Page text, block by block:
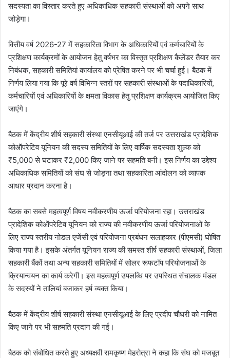
सदस्यता का विस्तार करते हुए अधिकाधिक सहकारी संस्थाओं को अपने साथ
जोड़ेगा।
वित्तीय वर्ष 2026-27 में सहकारिता विभाग के अधिकारियों एवं कर्मचारियों के
प्रशिक्षण कार्यक्रमों के आयोजन हेतु वर्षभर का विस्तृत प्रशिक्षण कैलेंडर तैयार कर
निबंधक, सहकारी समितियां कार्यालय को प्रेषित करने पर भी चर्चा हुई। बैठक में
निर्णय लिया गया कि पूरे वर्ष विभिन्न स्तरों पर सहकारी संस्थाओं के पदाधिकारियों,
कर्मचारियों एवं अधिकारियों के क्षमता विकास हेतु प्रशिक्षण कार्यक्रम आयोजित किए
जाएंगे।
बैठक में केंद्रीय शीर्ष सहकारी संस्था एनसीयूआई की तर्ज पर उत्तराखंड प्रादेशिक
कोऑपरेटिव यूनियन की सदस्य समितियों के लिए वार्षिक सदस्यता शुल्क को
₹5,000 से घटाकर ₹2,000 किए जाने पर सहमति बनी। इस निर्णय का उद्देश्य
अधिकाधिक समितियों को संघ से जोड़ना तथा सहकारिता आंदोलन को व्यापक
आधार प्रदान करना है।
बैठक का सबसे महत्वपूर्ण विषय नवीकरणीय ऊर्जा परियोजना रहा। उत्तराखंड
प्रादेशिक कोऑपरेटिव यूनियन को राज्य की नवीकरणीय ऊर्जा परियोजनाओं के
लिए राज्य स्तरीय नोडल एजेंसी एवं परियोजना प्रबंधन सलाहकार (पीएमसी) घोषित
किया गया है। इसके अंतर्गत यूनियन राज्य की समस्त शीर्ष सहकारी संस्थाओं, जिला
सहकारी बैंकों तथा अन्य सहकारी समितियों में सोलर रूफटॉप परियोजनाओं के
क्रियान्वयन का कार्य करेगी। इस महत्वपूर्ण उपलब्धि पर उपस्थित संचालक मंडल
के सदस्यों ने तालियां बजाकर हर्ष व्यक्त किया।
बैठक में केंद्रीय शीर्ष सहकारी संस्था एनसीयूआई के लिए प्रदीप चौधरी को नामित
किए जाने पर भी सहमति प्रदान की गई।
बैठक को संबोधित करते हुए अध्यक्षवी रामकृष्ण मेहरोत्रा ने कहा कि संघ को मजबूत